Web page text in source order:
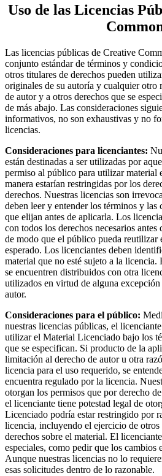
Uso de las Licencias
Las licencias públicas de Creative
conjunto estándar de términos y
otros titulares de derechos pueden
originales de su autoría y cualquier otro
de autor y a otros derechos que se
de más abajo. Las consideraciones
informativos, no son exhaustivas y no
licencias.
Consideraciones para licenciantes:
están destinadas a ser utilizadas por
permiso al público para utilizar material
manera estarían restringidas por los
derechos. Nuestras licencias son
deben leer y entender los términos y las
que elijan antes de aplicarla. Los
con todos los derechos necesarios antes
de modo que el público pueda reutilizar
esperado. Los licenciantes deben
material que no esté sujeto a la licencia.
se encuentren distribuidos con otra
utilizados en virtud de alguna
autor.
Consideraciones para el público:
nuestras licencias públicas, el
utilizar el Material Licenciado bajo los
que se especifican. Si producto de la
limitación al derecho de autor u otra
licencia para el uso requerido, se
encuentra regulado por la licencia.
otorgan los permisos que por derecho
el licenciante tiene potestad legal de
Licenciado podría estar restringido por
licencia, incluyendo el ejercicio de otros
derechos sobre el material. El
especiales, como pedir que los cambios
Aunque nuestras licencias no lo
esas solicitudes dentro de lo razonable.